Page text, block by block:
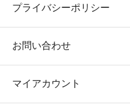
プライバシーポリシー
お問い合わせ
マイアカウント